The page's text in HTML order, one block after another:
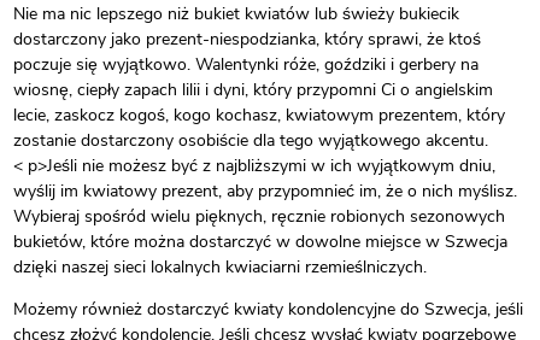
Nie ma nic lepszego niż bukiet kwiatów lub świeży bukiecik
dostarczony jako prezent-niespodzianka, który sprawi, że ktoś
poczuje się wyjątkowo. Walentynki róże, goździki i gerbery na
wiosnę, ciepły zapach lilii i dyni, który przypomni Ci o angielskim
lecie, zaskocz kogoś, kogo kochasz, kwiatowym prezentem, który
zostanie dostarczony osobiście dla tego wyjątkowego akcentu.
< p>Jeśli nie możesz być z najbliższymi w ich wyjątkowym dniu,
wyślij im kwiatowy prezent, aby przypomnieć im, że o nich myślisz.
Wybieraj spośród wielu pięknych, ręcznie robionych sezonowych
bukietów, które można dostarczyć w dowolne miejsce w Szwecja
dzięki naszej sieci lokalnych kwiaciarni rzemieślniczych.
Możemy również dostarczyć kwiaty kondolencyjne do Szwecja, jeśli
chcesz złożyć kondolencje. Jeśli chcesz wysłać kwiaty pogrzebowe